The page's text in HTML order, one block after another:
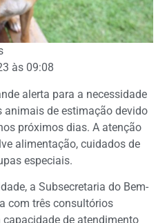
às 09:08
alerta para a necessidade
animais de estimação devido
próximos dias. A atenção
alimentação, cuidados de
especiais.
a Subsecretaria do Bem-
com três consultórios
de atendimento